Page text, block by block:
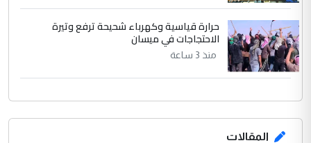
حرارة قياسية وكهرباء شحيحة ترفع وتيرة
الاحتجاجات في ميسان
منذ 3 ساعة
المقالات